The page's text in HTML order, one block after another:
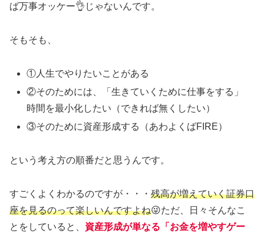
ば万事オッケー👌じゃないんです。
そもそも、
①人生でやりたいことがある
②そのためには、「生きていくために仕事をする」
時間を最小化したい（できれば無くしたい）
③そのために資産形成する（あわよくばFIRE）
という考え方の順番だと思うんです。
すごくよくわかるのですが・・・ 残高が増えていく証券口
座を見るのって楽しいんですよね😜ただ、日々そんなこ
とをしていると、 資産形成が単なる「お金を増やすゲー